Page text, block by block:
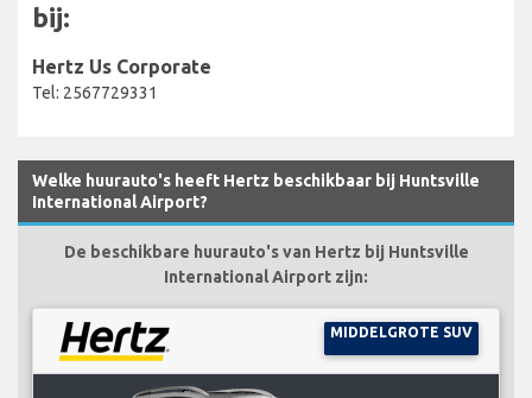
bij:
Hertz Us Corporate
Tel: 2567729331
Welke huurauto's heeft Hertz beschikbaar bij Huntsville
International Airport?
De beschikbare huurauto's van Hertz bij Huntsville
International Airport zijn:
MIDDELGROTE SUV